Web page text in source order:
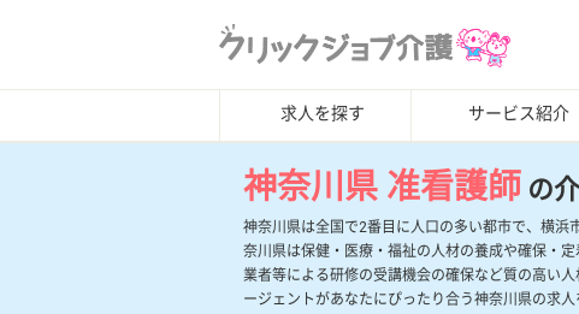
求人を探す サービス紹介
神奈川県 准看護師 の
神奈川県は全国で2番目に人口の多い都市で、横
奈川県は保健・医療・福祉の人材の養成や確保・
業者等による研修の受講機会の確保など質の高い
ージェントがあなたにぴったり合う神奈川県の求人